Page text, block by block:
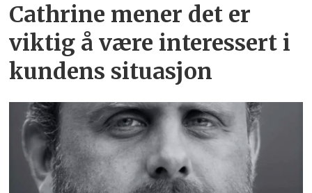
Cathrine mener det er
viktig å være interessert i
kundens situasjon